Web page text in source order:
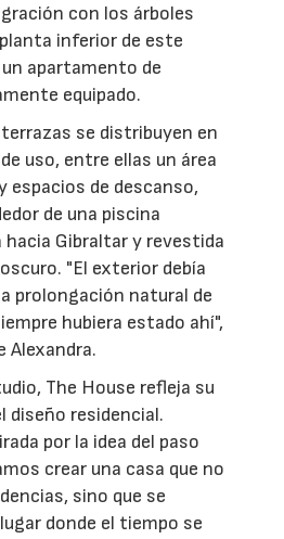
con los árboles
inferior de este
apartamento de
equipado.
se distribuyen en
uso, entre ellas un área
espacios de descanso,
de una piscina
Gibraltar y revestida
"El exterior debía
prolongación natural de
hubiera estado ahí",
Alexandra.
The House refleja su
diseño residencial.
por la idea del paso
crear una casa que no
sino que se
donde el tiempo se